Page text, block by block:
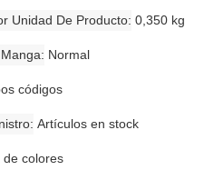
Unidad De Producto 0,350 kg
Normal
códigos
Artículos en stock
de colores